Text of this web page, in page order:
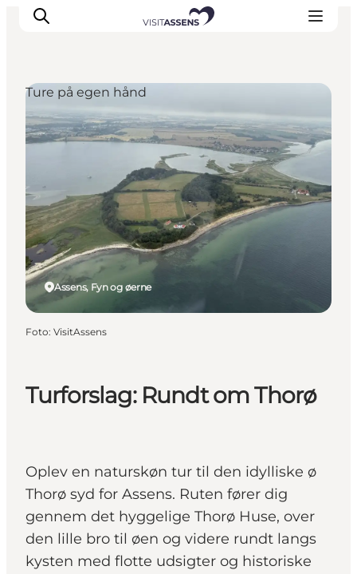
Overnatning
Spis & drik
Det sker
Åbningstider
Turforslag: Rundt om Thorø
Oplev en naturskøn tur til den idylliske ø
Thorø syd for Assens. Ruten fører dig
gennem det hyggelige Thorø Huse, over
den lille bro til øen og videre rundt langs
kysten med flotte udsigter og historiske
Assens, Fyn og øerne
Ture på egen hånd
Foto: VisitAssens